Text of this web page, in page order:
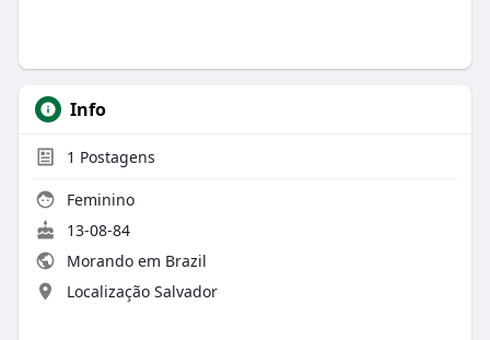
Info
1 Postagens
Feminino
13-08-84
Morando em Brazil
Localização Salvador